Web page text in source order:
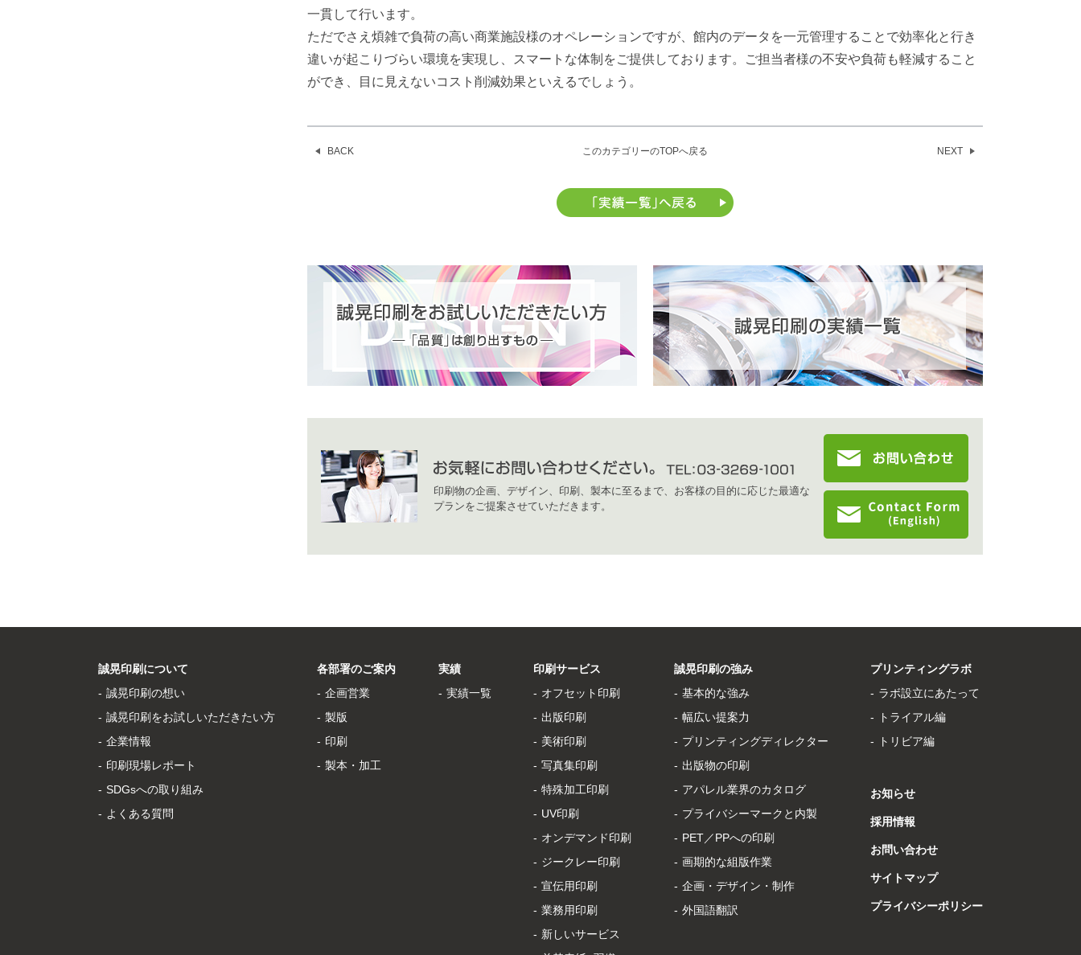
一貫して行います。
ただでさえ煩雑で負荷の高い商業施設様のオペレーションですが、館内のデータを一元管理することで効率化と行き
違いが起こりづらい環境を実現し、スマートな体制をご提供しております。ご担当者様の不安や負荷も軽減すること
ができ、目に見えないコスト削減効果といえるでしょう。
BACK このカテゴリーのTOPへ戻る NEXT
印刷物の企画、デザイン、印刷、製本に至るまで、お客様の目的に応じた最適な
プランをご提案させていただきます。
誠晃印刷について
誠晃印刷の想い
誠晃印刷をお試しいただきたい方
企業情報
印刷現場レポート
SDGsへの取り組み
よくある質問
各部署のご案内
企画営業
製版
印刷
製本・加工
実績
実績一覧
印刷サービス
オフセット印刷
出版印刷
美術印刷
写真集印刷
特殊加工印刷
UV印刷
オンデマンド印刷
ジークレー印刷
宣伝用印刷
業務用印刷
新しいサービス
誠晃印刷の強み
基本的な強み
幅広い提案力
プリンティングディレクター
出版物の印刷
アパレル業界のカタログ
プライバシーマークと内製
PET／PPへの印刷
画期的な組版作業
企画・デザイン・制作
外国語翻訳
プリンティングラボ
ラボ設立にあたって
トライアル編
トリビア編
お知らせ
採用情報
お問い合わせ
サイトマップ
プライバシーポリシー